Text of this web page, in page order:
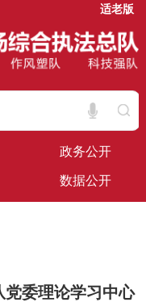
适老版
政务公开
数据公开
委理论学习中心